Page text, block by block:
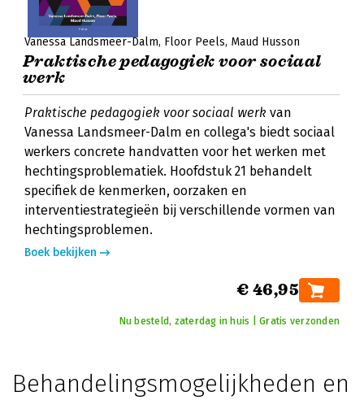
Vanessa Landsmeer-Dalm Floor Peels Maud Husson
Praktische pedagogiek voor sociaal
werk
Praktische pedagogiek voor sociaal werk van
Vanessa Landsmeer-Dalm en collega's biedt sociaal
werkers concrete handvatten voor het werken met
hechtingsproblematiek. Hoofdstuk 21 behandelt
specifiek de kenmerken, oorzaken en
interventiestrategieën bij verschillende vormen van
hechtingsproblemen.
Boek bekijken
€ 46,95
Nu besteld, zaterdag in huis | Gratis verzonden
Behandelingsmogelijkheden en